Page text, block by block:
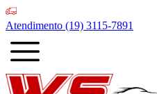
Atendimento (19) 3115-7891